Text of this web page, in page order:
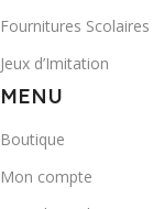
Fournitures Scolaires
Jeux d’Imitation
MENU
Boutique
Mon compte